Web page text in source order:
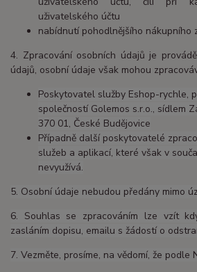
uživatelského účtu
nabídnutí pohodlnějšího nákupního
4. Zpracování osobních údajů je
údajů, osobní údaje však mohou
Poskytovatel služby Eshop-rychle,
společností Golemos s.r.o., sídlem
370 01, České Budějovice
Případně další poskytovatelé
služeb a aplikací, které však v
nevyužívá.
5. Osobní údaje nebudou předány mimo
6. Souhlas se zpracováním lze vzít
zasláním dopisu, emailu s žádostí o
7. Vezměte, prosíme, na vědomí, že podle